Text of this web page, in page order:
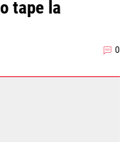
tape la
0